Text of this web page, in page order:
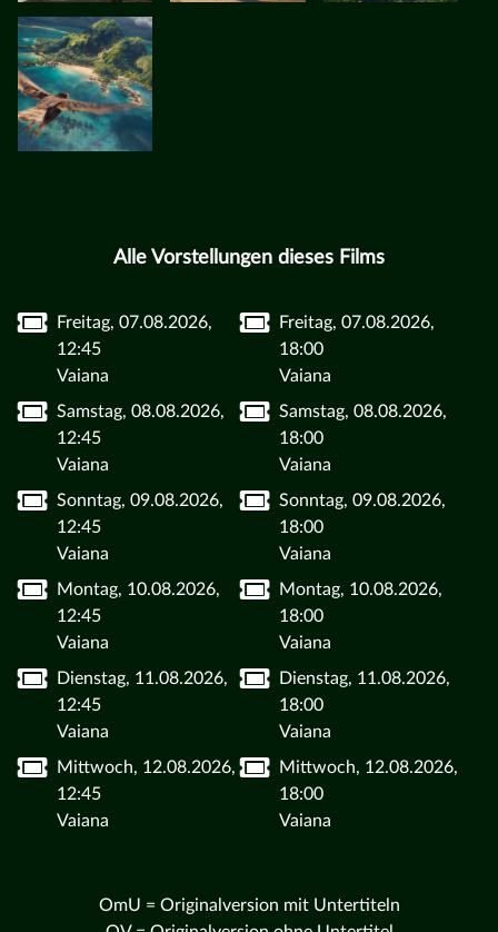
Alle Vorstellungen dieses Films
Freitag, 07.08.2026,
12:45
Vaiana
Freitag, 07.08.2026,
18:00
Vaiana
Samstag, 08.08.2026,
12:45
Vaiana
Samstag, 08.08.2026,
18:00
Vaiana
Sonntag, 09.08.2026,
12:45
Vaiana
Sonntag, 09.08.2026,
18:00
Vaiana
Montag, 10.08.2026,
12:45
Vaiana
Montag, 10.08.2026,
18:00
Vaiana
Dienstag, 11.08.2026,
12:45
Vaiana
Dienstag, 11.08.2026,
18:00
Vaiana
Mittwoch, 12.08.2026,
12:45
Vaiana
Mittwoch, 12.08.2026,
18:00
Vaiana
OmU = Originalversion mit Untertiteln